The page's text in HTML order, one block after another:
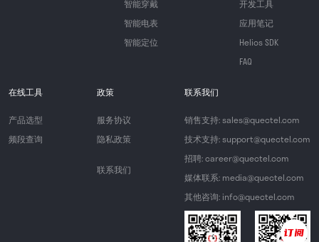
智能穿戴
智能电表
智能定位
开发工具
应用笔记
Helios SDK
FAQ
在线工具
产品选型
频段查询
政策
服务协议
隐私政策
联系我们
联系我们
销售支持: sales@quectel.com
技术支持: support@quectel.com
招聘: career@quectel.com
媒体联系: media@quectel.com
其他咨询: info@quectel.com